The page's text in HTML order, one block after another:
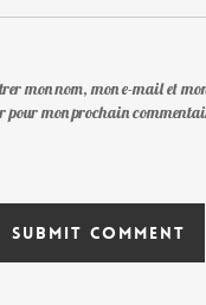
mon nom, mon e-mail et
pour mon prochain